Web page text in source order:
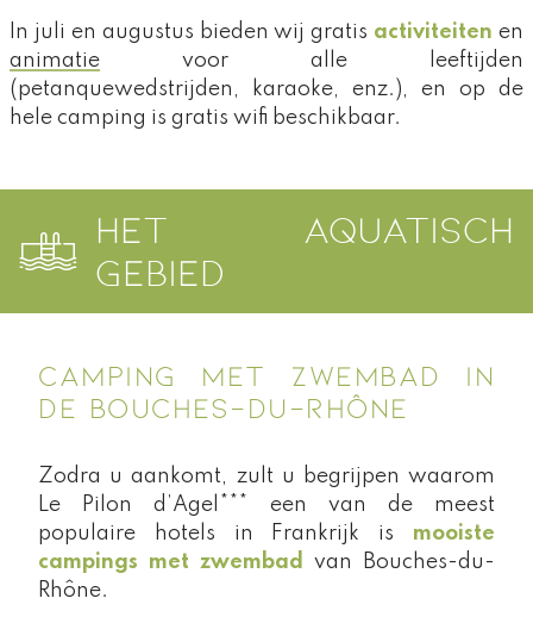
In juli en augustus bieden wij gratis activiteiten en
animatie voor alle leeftijden
(petanquewedstrijden, karaoke, enz.), en op de
hele camping is gratis wifi beschikbaar.
het aquatisch
gebied
CAMPING MET ZWEMBAD IN
DE BOUCHES-DU-RHÔNE
Zodra u aankomt, zult u begrijpen waarom
Le Pilon d’Agel*** een van de meest
populaire hotels in Frankrijk is mooiste
campings met zwembad
van Bouches-du-
Rhône.